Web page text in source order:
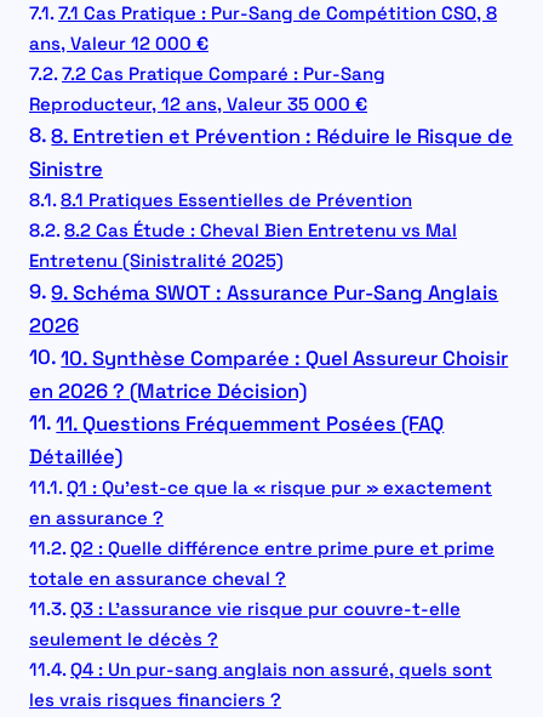
7.1 Cas Pratique : Pur-Sang de Compétition CSO, 8
ans, Valeur 12 000 €
7.2 Cas Pratique Comparé : Pur-Sang
Reproducteur, 12 ans, Valeur 35 000 €
8. Entretien et Prévention : Réduire le Risque de
Sinistre
8.1 Pratiques Essentielles de Prévention
8.2 Cas Étude : Cheval Bien Entretenu vs Mal
Entretenu (Sinistralité 2025)
9. Schéma SWOT : Assurance Pur-Sang Anglais
2026
10. Synthèse Comparée : Quel Assureur Choisir
en 2026 ? (Matrice Décision)
11. Questions Fréquemment Posées (FAQ
Détaillée)
Q1 : Qu’est-ce que la « risque pur » exactement
en assurance ?
Q2 : Quelle différence entre prime pure et prime
totale en assurance cheval ?
Q3 : L’assurance vie risque pur couvre-t-elle
seulement le décès ?
Q4 : Un pur-sang anglais non assuré, quels sont
les vrais risques financiers ?